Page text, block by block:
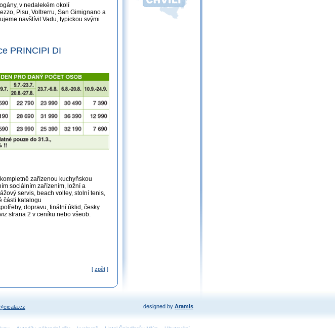
v nedalekém okolí
Pisu, Voltrerru, San Gimignano a
navštívit Vadu, typickou svými
PRINCIPI DI
zařízenou kuchyňskou
sociálním zařízením, ložní a
servis, beach volley, stolní tenis,
části katalogu
dopravu, finální úklid, česky
strana 2 v ceníku nebo všeob.
[ zpět ]
designed by Aramis